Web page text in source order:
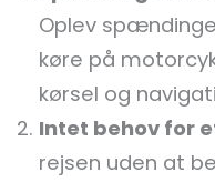
Oplev
køre på
kørsel og
Intet behov for
rejsen uden at